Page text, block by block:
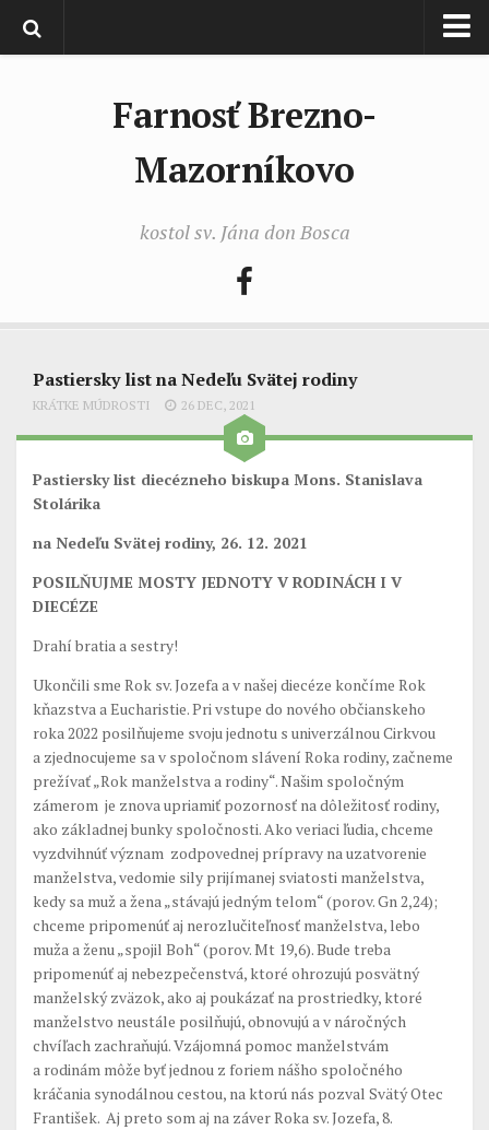
Imanuel 2025
Imanuel 2021
Aktuálne farské oznamy
Prikázané sviatky
Kontaktujte nás
Farnosť Brezno-
Mazorníkovo
kostol sv. Jána don Bosca
Pastiersky list na Nedeľu Svätej rodiny
KRÁTKE MÚDROSTI 26 DEC, 2021
Pastiersky list diecézneho biskupa Mons. Stanislava
Stolárika
na Nedeľu Svätej rodiny, 26. 12. 2021
POSILŇUJME MOSTY JEDNOTY V RODINÁCH I V
DIECÉZE
Drahí bratia a sestry!
Ukončili sme Rok sv. Jozefa a v našej diecéze končíme Rok
kňazstva a Eucharistie. Pri vstupe do nového občianskeho
roka 2022 posilňujeme svoju jednotu s univerzálnou Cirkvou
a zjednocujeme sa v spoločnom slávení Roka rodiny, začneme
prežívať „Rok manželstva a rodiny“. Našim spoločným
zámerom je znova upriamiť pozornosť na dôležitosť rodiny,
ako základnej bunky spoločnosti. Ako veriaci ľudia, chceme
vyzdvihnúť význam zodpovednej prípravy na uzatvorenie
manželstva, vedomie sily prijímanej sviatosti manželstva,
kedy sa muž a žena „stávajú jedným telom“ (porov. Gn 2,24);
chceme pripomenúť aj nerozlučiteľnosť manželstva, lebo
muža a ženu „spojil Boh“ (porov. Mt 19,6). Bude treba
pripomenúť aj nebezpečenstvá, ktoré ohrozujú posvätný
manželský zväzok, ako aj poukázať na prostriedky, ktoré
manželstvo neustále posilňujú, obnovujú a v náročných
chvíľach zachraňujú. Vzájomná pomoc manželstvám
a rodinám môže byť jednou z foriem nášho spoločného
kráčania synodálnou cestou, na ktorú nás pozval Svätý Otec
František. Aj preto som aj na záver Roka sv. Jozefa, 8.